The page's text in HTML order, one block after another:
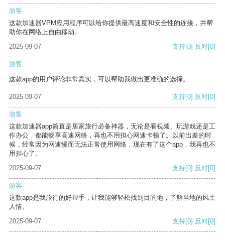
游客
这款加速器VPM应用程序可以给你提供最高速度和安全性的连接，并帮
助你在网络上自由移动。
2025-09-07
支持[0] 反对[0]
游客
这款app的用户评论非常真实，可以帮助我做出更准确的选择。
2025-09-07 支持[0] 反对[0]
游客
这款加速器app简直是居家旅行必备神器，无论是看视频、玩游戏还是工
作办公，都能畅享高速网络，再也不用担心网速卡顿了。以前出差的时
候，经常因为网速慢而无法正常使用网络，现在有了这个app，我再也不
用担心了。
2025-09-07
支持[0] 反对[0]
游客
这款app是我旅行的好帮手，让我能够轻松找到目的地，了解当地的风土
人情。
2025-09-07
支持[0] 反对[0]